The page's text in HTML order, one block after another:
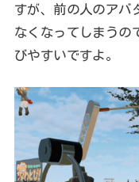
すが、前の人のアバ
なくなってしまうの
びやすいですよ。